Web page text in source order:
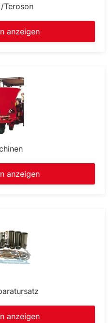
Teroson
anzeigen
anzeigen
anzeigen